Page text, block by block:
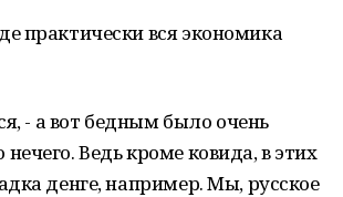
практически вся экономика
- а вот бедным было очень
Ведь кроме ковида, в этих
денге, например. Мы, русское